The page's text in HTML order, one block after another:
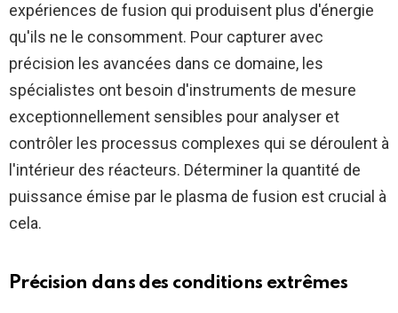
expériences de fusion qui produisent plus d'énergie
qu'ils ne le consomment. Pour capturer avec
précision les avancées dans ce domaine, les
spécialistes ont besoin d'instruments de mesure
exceptionnellement sensibles pour analyser et
contrôler les processus complexes qui se déroulent à
l'intérieur des réacteurs. Déterminer la quantité de
puissance émise par le plasma de fusion est crucial à
cela.
Précision dans des conditions extrêmes